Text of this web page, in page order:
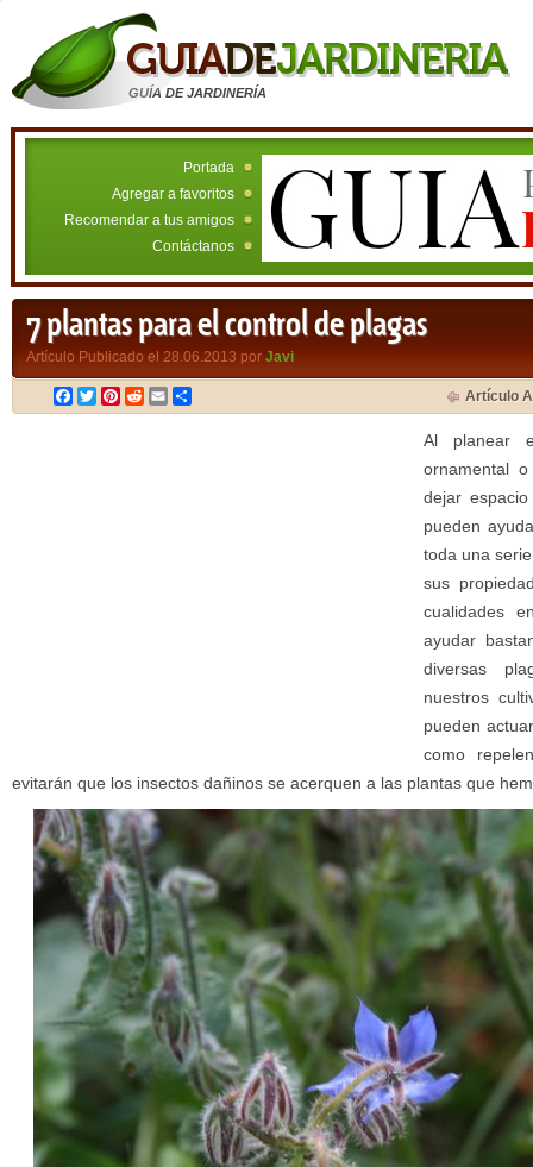
GUÍA DE JARDINERÍA
Portada
Agregar a favoritos
Recomendar a tus amigos
Contáctanos
7 plantas para el control de plagas
Artículo Publicado el 28.06.2013 por Javi
Facebook
TwitterPinterest
RedditEmail Artículo
Al planear
ornamental
dejar
pueden
toda una
sus
cualidades
ayudar
diversas
nuestros
pueden
como
evitarán que los insectos dañinos se acerquen a las plantas que